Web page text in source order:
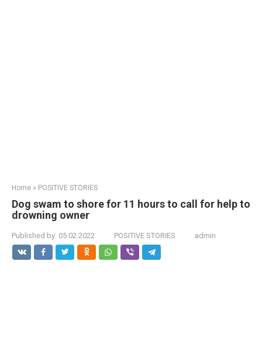
Home » POSITIVE STORIES
Dog swam to shore for 11 hours to call for help to
drowning owner
Published by: 05.02.2022 POSITIVE STORIES admin